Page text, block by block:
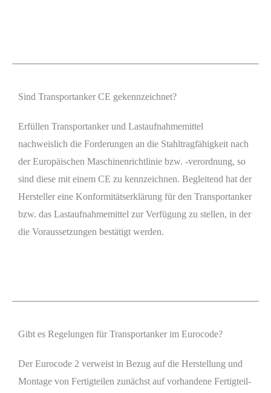
Sind Transportanker CE gekennzeichnet?
Erfüllen Transportanker und Lastaufnahmemittel
nachweislich die Forderungen an die Stahltragfähigkeit nach
der Europäischen Maschinenrichtlinie bzw. -verordnung, so
sind diese mit einem CE zu kennzeichnen. Begleitend hat der
Hersteller eine Konformitätserklärung für den Transportanker
bzw. das Lastaufnahmemittel zur Verfügung zu stellen, in der
die Voraussetzungen bestätigt werden.
Gibt es Regelungen für Transportanker im Eurocode?
Der Eurocode 2 verweist in Bezug auf die Herstellung und
Montage von Fertigteilen zunächst auf vorhandene Fertigteil-